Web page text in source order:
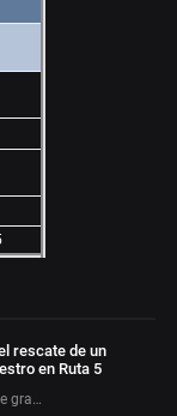
rescate de un
en Ruta 5
gra…